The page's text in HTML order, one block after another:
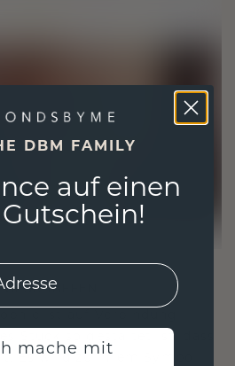
ist auf Verbindung
Stück so gestaltet ist, dass
Es wird zu Ihrem Symbol
DBM FAMILY
auf einen
mache mit